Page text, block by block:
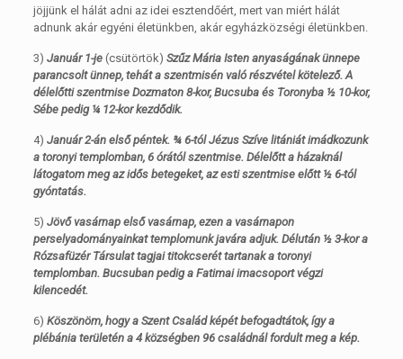
jöjjünk el hálát adni az idei esztendőért, mert van miért hálát
adnunk akár egyéni életünkben, akár egyházközségi életünkben.
3) Január 1-je(csütörtök) Szűz Mária Isten anyaságának ünnepe
parancsolt ünnep, tehát a szentmisén való részvétel kötelező. A
délelőtti szentmise Dozmaton 8-kor, Bucsuba és Toronyba ½ 10-kor,
Sébe pedig ¼ 12-kor kezdődik.
4) Január 2-án első péntek. ¾ 6-tól Jézus Szíve litániát imádkozunk
a toronyi templomban, 6 órától szentmise. Délelőtt a házaknál
látogatom meg az idős betegeket, az esti szentmise előtt ½ 6-tól
gyóntatás.
5) Jövő vasárnap első vasárnap, ezen a vasárnapon
perselyadományainkat templomunk javára adjuk. Délután ½ 3-kor a
Rózsafüzér Társulat tagjai titokcserét tartanak a toronyi
templomban. Bucsuban pedig a Fatimai imacsoport végzi
kilencedét.
6) Köszönöm, hogy a Szent Család képét befogadtátok, így a
plébánia területén a 4 községben 96 családnál fordult meg a kép.